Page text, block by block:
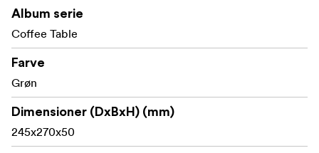
Et værk, der er lige så dramatisk som dine minder - fordi
enhver god historie fortjener sit
Album serie
Coffee Table
Farve
Grøn
Dimensioner (DxBxH) (mm)
245x270x50